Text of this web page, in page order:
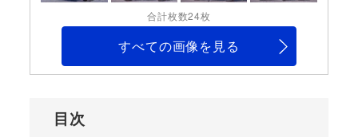
合計枚数24枚
すべての画像を見る
目次